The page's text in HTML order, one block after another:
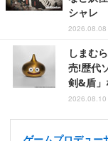
シャレ
しまむ
売!歴代
剣&盾」